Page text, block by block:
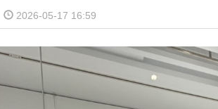
2026-05-17 16:59